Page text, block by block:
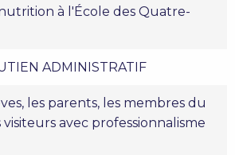
à l'École des Quatre-
ADMINISTRATIF
les parents, les membres du
avec professionnalisme